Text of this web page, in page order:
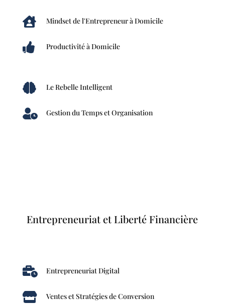
 Mindset de l'Entrepreneur à Domicile
 Productivité à Domicile
 Le Rebelle Intelligent
 Gestion du Temps et Organisation
Entrepreneuriat et Liberté Financière
 Entrepreneuriat Digital
 Ventes et Stratégies de Conversion